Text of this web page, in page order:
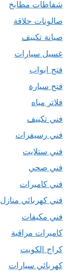
شفاطات مطابخ
صالونات حلاقة
صيانة تكييف
غسيل سيارات
فتح ابواب
فتح سيارة
فلاتر مياه
فني تكييف
فني رسيفرات
فني ستلايت
فني صحي
فني كاميرات
فني كهربائي منازل
فني مكيفات
كاميرات مراقبة
كراج الكويت
كهربائي سيارات